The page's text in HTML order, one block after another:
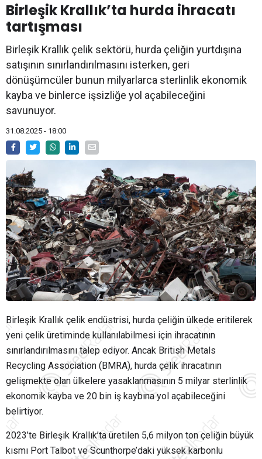
Birleşik Krallık’ta hurda ihracatı
tartışması
Birleşik Krallık çelik sektörü, hurda çeliğin yurtdışına
satışının sınırlandırılmasını isterken, geri
dönüşümcüler bunun milyarlarca sterlinlik ekonomik
kayba ve binlerce işsizliğe yol açabileceğini
savunuyor.
31.08.2025 - 18:00
Birleşik Krallık çelik endüstrisi, hurda çeliğin ülkede eritilerek
yeni çelik üretiminde kullanılabilmesi için ihracatının
sınırlandırılmasını talep ediyor. Ancak British Metals
Recycling Association (BMRA), hurda çelik ihracatının
gelişmekte olan ülkelere yasaklanmasının 5 milyar sterlinlik
ekonomik kayba ve 20 bin iş kaybına yol açabileceğini
belirtiyor.
2023’te Birleşik Krallık’ta üretilen 5,6 milyon ton çeliğin büyük
kısmı Port Talbot ve Scunthorpe’daki yüksek karbonlu